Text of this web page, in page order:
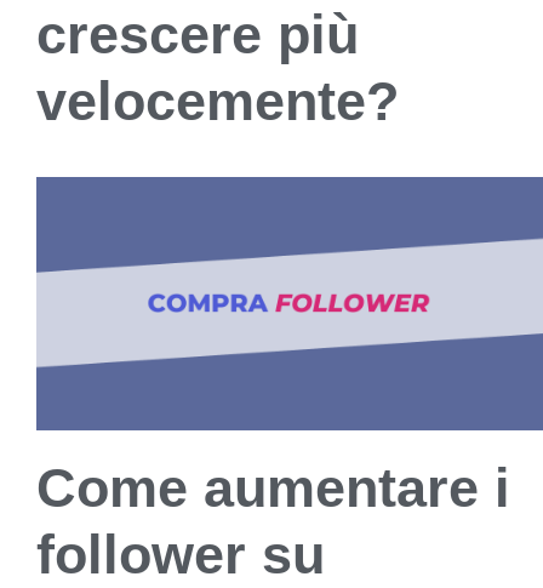
crescere più
velocemente?
Come aumentare i
follower su